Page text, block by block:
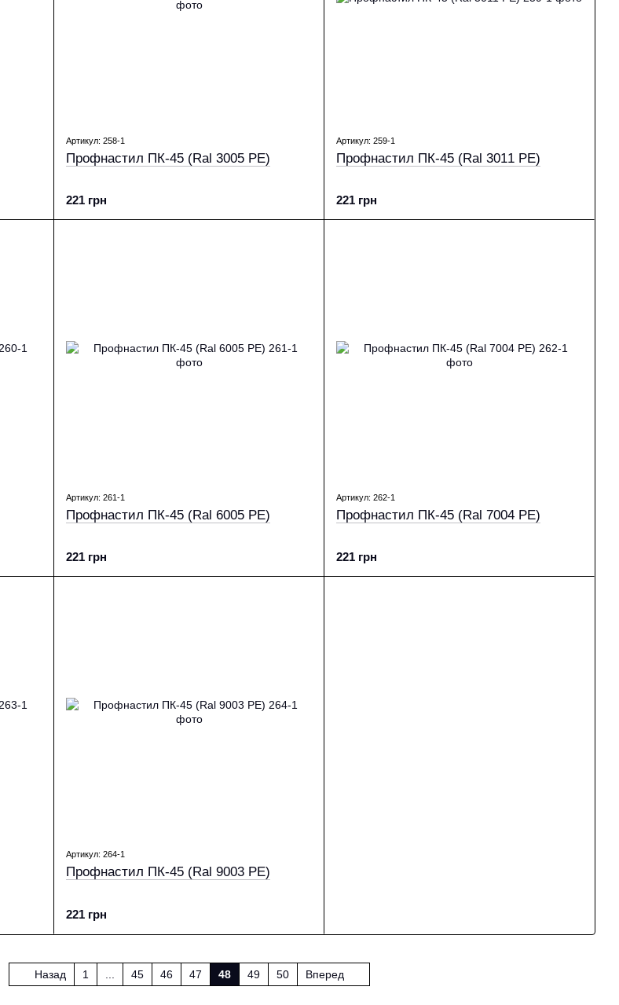
Артикул: 258-1
Профнастил ПК-45 (Ral 3005 PE)
221 грн
Артикул: 259-1
Профнастил ПК-45 (Ral 3011 PE)
221 грн
Артикул: 261-1
Профнастил ПК-45 (Ral 6005 PE)
221 грн
Артикул: 262-1
Профнастил ПК-45 (Ral 7004 PE)
221 грн
Артикул: 264-1
Профнастил ПК-45 (Ral 9003 PE)
221 грн
Назад 1 45 46 47 48 49 50 Вперед